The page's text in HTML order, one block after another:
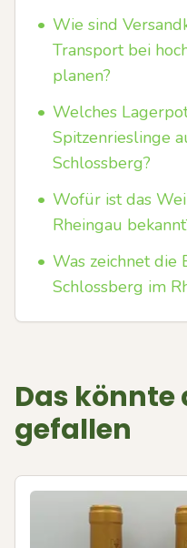
• Wie sind
Transport bei
planen?
• Welches
Spitzenrieslinge
Schlossberg?
• Wofür ist das
Rheingau
• Was zeichnet die
Schlossberg im
Das könnte
gefallen